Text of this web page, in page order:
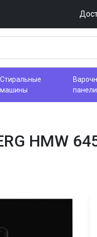
Стиральные
машины
панели
HMW